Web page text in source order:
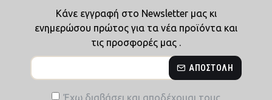
Κάνε εγγραφή στο Newsletter μας κι
ενημερώσου πρώτος για τα νέα προϊόντα και
τις προσφορές μας .
ΑΠΟΣΤΟΛΉ
Έχω διαβάσει και αποδέχομαι τους